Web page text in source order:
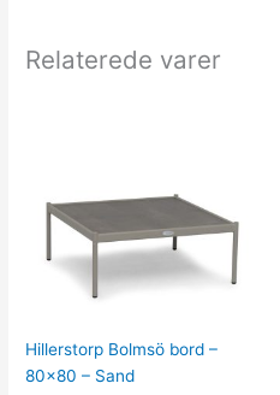
Relaterede varer
Hillerstorp Bolmsö bord –
80×80 – Sand